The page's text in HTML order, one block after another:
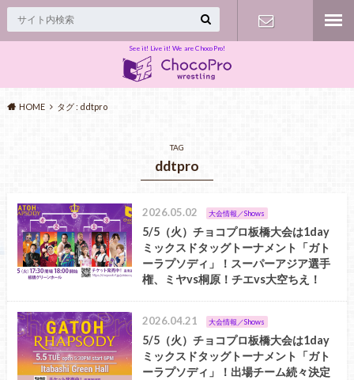
See it! Live it! We are ChocoPro!
HOME タグ : ddtpro
TAG
ddtpro
2026.05.02 大会情報／Shows
5/5（火）チョコプロ板橋大会は1day
ミックスドタッグトーナメント「ガト
ーラプソディ」！スーパーアジア選手
権、ミヤvs桐原！チエvs大空ちえ！
2026.04.21 大会情報／Shows
5/5（火）チョコプロ板橋大会は1day
ミックスドタッグトーナメント「ガト
ーラプソディ」！出場チーム続々決定